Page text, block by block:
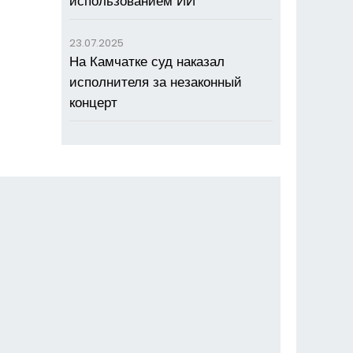
23.07.2025
На Камчатке суд наказал
исполнителя за незаконный
концерт